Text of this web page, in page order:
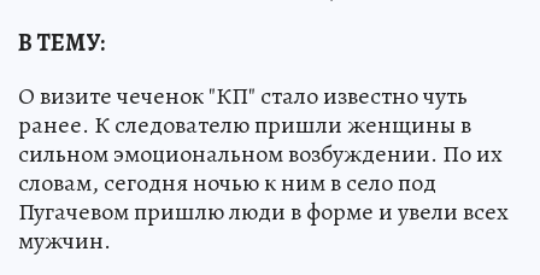
В ТЕМУ:
О визите чеченок "КП" стало известно чуть
ранее. К следователю пришли женщины в
сильном эмоциональном возбуждении. По их
словам, сегодня ночью к ним в село под
Пугачевом пришлю люди в форме и увели всех
мужчин.